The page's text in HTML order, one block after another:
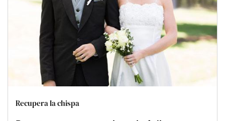
Recupera la chispa